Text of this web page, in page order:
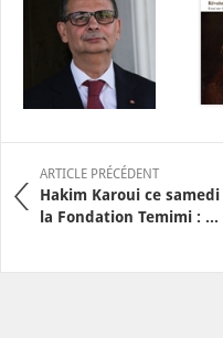
ARTICLE PRÉCÉDENT
Hakim Karoui ce samedi
la Fondation Temimi : ...